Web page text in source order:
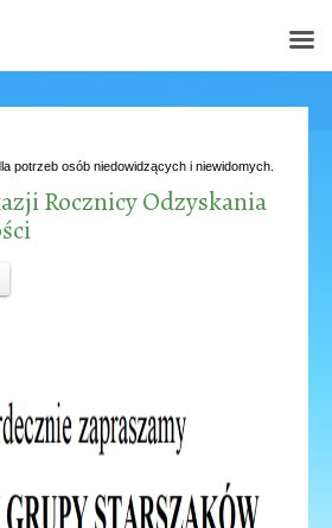
potrzeb osób niedowidzących i niewidomych.
Rocznicy Odzyskania